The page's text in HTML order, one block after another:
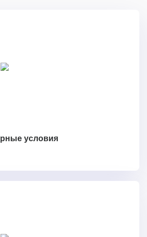
условия